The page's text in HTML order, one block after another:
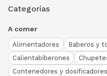
Categorías
A comer
Alimentadores Baberos y
Calientabiberones
Contenedores y dosificadores